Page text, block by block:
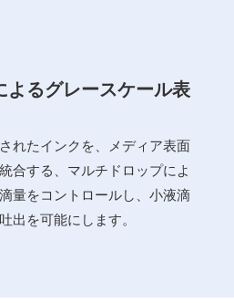
よるグレースケール表
れたインクを、メディア表面
合する、マルチドロップによ
量をコントロールし、小液滴
出を可能にします。